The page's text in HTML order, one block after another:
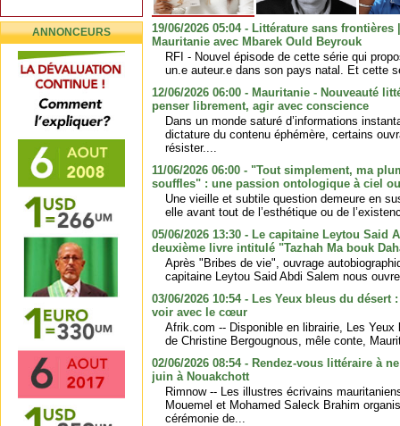
ANNONCEURS
19/06/2026 05:04 - Littérature sans
Mauritanie avec Mbarek Ould Beyrouk
RFI - Nouvel épisode de cette série qui
un.e auteur.e dans son pays natal. Et cette
12/06/2026 06:00 - Mauritanie - Nouveauté
penser librement, agir avec conscience
Dans un monde saturé d’informations
dictature du contenu éphémère, certains
résister....
11/06/2026 06:00 - "Tout simplement, ma
souffles" : une passion ontologique à ciel
Une vieille et subtile question demeure en
elle avant tout de l’esthétique ou de
05/06/2026 13:30 - Le capitaine Leytou Said
deuxième livre intitulé "Tazhah Ma bouk
Après "Bribes de vie", ouvrage
capitaine Leytou Said Abdi Salem nous
03/06/2026 10:54 - Les Yeux bleus du
voir avec le cœur
Afrik.com -- Disponible en librairie, Les
de Christine Bergougnous, mêle conte,
02/06/2026 08:54 - Rendez-vous littéraire à
juin à Nouakchott
Rimnow -- Les illustres écrivains
Mouemel et Mohamed Saleck Brahim
cérémonie de...